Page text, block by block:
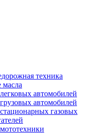
техника
автомобилей
автомобилей
газовых